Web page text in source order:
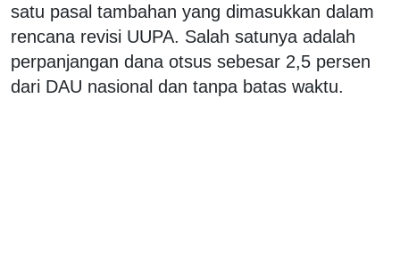
satu pasal tambahan yang dimasukkan dalam
rencana revisi UUPA. Salah satunya adalah
perpanjangan dana otsus sebesar 2,5 persen
dari DAU nasional dan tanpa batas waktu.